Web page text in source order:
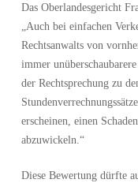
Das Oberlandesgericht
„Auch bei einfachen
Rechtsanwalts von
immer
der Rechtsprechung zu
erscheinen, einen
abzuwickeln.“
Diese Bewertung dürfte